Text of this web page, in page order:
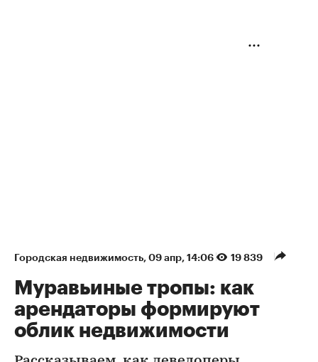
Городская недвижимость 09 апр, 14:06 19 839
Муравьиные тропы: как
арендаторы формируют
облик недвижимости